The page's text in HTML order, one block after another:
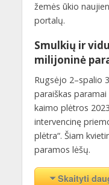
žemės ūkio
portalų.
Smulkių ir
milijoninė
Rugsėjo 2–spalio
paraiškas
kaimo plėtros
intervencinę
plėtra“. Šiam
paramos lėšų.
Skaityti